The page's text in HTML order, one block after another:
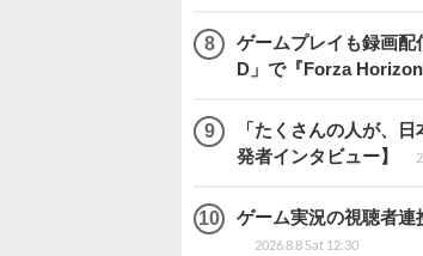
ゲームプレイも録画
D」で『Forza
「たくさんの人が、
発者インタビュー】
ゲーム実況の視聴者連
2026.8.8 Sat 12:30